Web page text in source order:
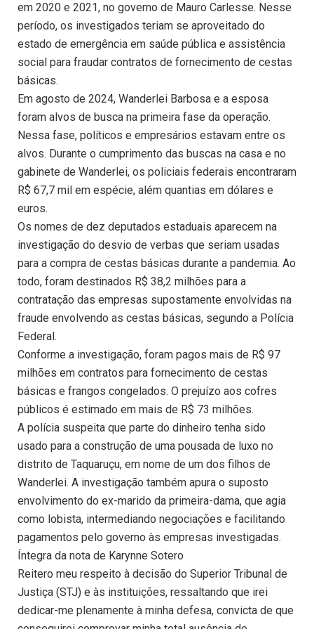
em 2020 e 2021, no governo de Mauro Carlesse. Nesse
período, os investigados teriam se aproveitado do
estado de emergência em saúde pública e assistência
social para fraudar contratos de fornecimento de cestas
básicas.
Em agosto de 2024, Wanderlei Barbosa e a esposa
foram alvos de busca na primeira fase da operação.
Nessa fase, políticos e empresários estavam entre os
alvos. Durante o cumprimento das buscas na casa e no
gabinete de Wanderlei, os policiais federais encontraram
R$ 67,7 mil em espécie, além quantias em dólares e
euros.
Os nomes de dez deputados estaduais aparecem na
investigação do desvio de verbas que seriam usadas
para a compra de cestas básicas durante a pandemia. Ao
todo, foram destinados R$ 38,2 milhões para a
contratação das empresas supostamente envolvidas na
fraude envolvendo as cestas básicas, segundo a Polícia
Federal.
Conforme a investigação, foram pagos mais de R$ 97
milhões em contratos para fornecimento de cestas
básicas e frangos congelados. O prejuízo aos cofres
públicos é estimado em mais de R$ 73 milhões.
A polícia suspeita que parte do dinheiro tenha sido
usado para a construção de uma pousada de luxo no
distrito de Taquaruçu, em nome de um dos filhos de
Wanderlei. A investigação também apura o suposto
envolvimento do ex-marido da primeira-dama, que agia
como lobista, intermediando negociações e facilitando
pagamentos pelo governo às empresas investigadas.
Íntegra da nota de Karynne Sotero
Reitero meu respeito à decisão do Superior Tribunal de
Justiça (STJ) e às instituições, ressaltando que irei
dedicar-me plenamente à minha defesa, convicta de que